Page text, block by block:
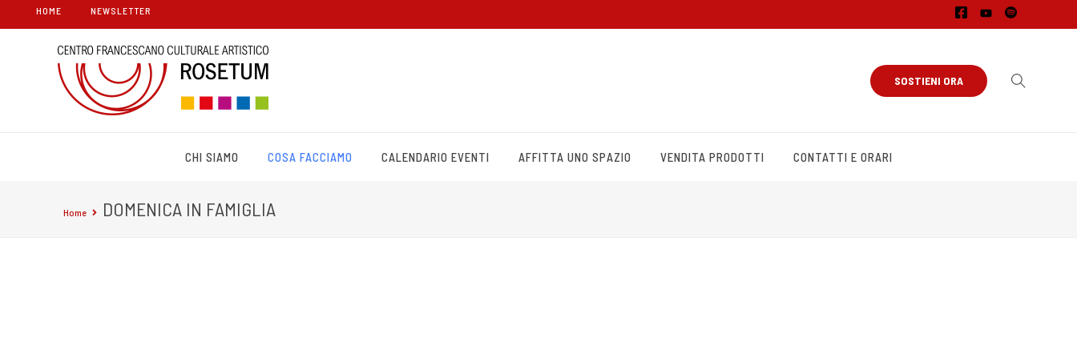
HOME NEWSLETTER
SOSTIENI ORA
CHI SIAMO COSA FACCIAMO CALENDARIO EVENTI AFFITTA UNO SPAZIO VENDITA PRODOTTI CONTATTI E ORARI
Home DOMENICA IN FAMIGLIA